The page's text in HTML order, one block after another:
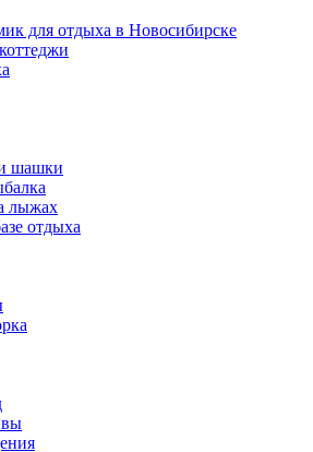
для отдыха в Новосибирске
шашки
лыжах
отдыха